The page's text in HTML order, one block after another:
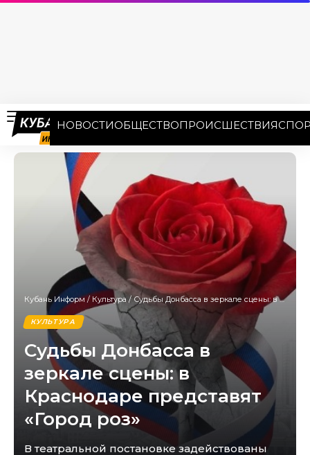
НОВОСТИОБЩЕСТВОПРОИСШЕСТВИЯ
Кубань Информ/ Культура / Судьбы Донбасса в зеркале сцены: в Краснодаре представят «Город роз»
КУЛЬТУРА
Судьбы Донбасса в
зеркале сцены: в
Краснодаре представят
«Город роз»
В театральной постановке задействованы